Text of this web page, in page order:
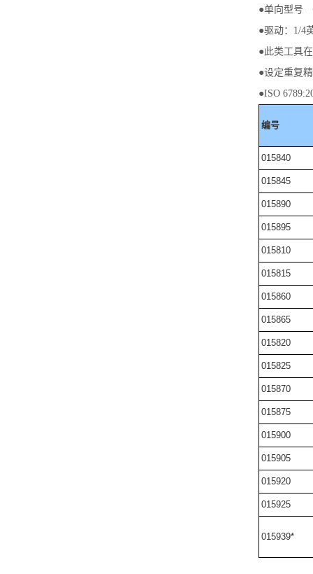
●单向型号
●驱动：1/4
●此类工具
●设定重复
●ISO
编号
015840
015845
015890
015895
015810
015815
015860
015865
015820
015825
015870
015875
015900
015905
015920
015925
015939*